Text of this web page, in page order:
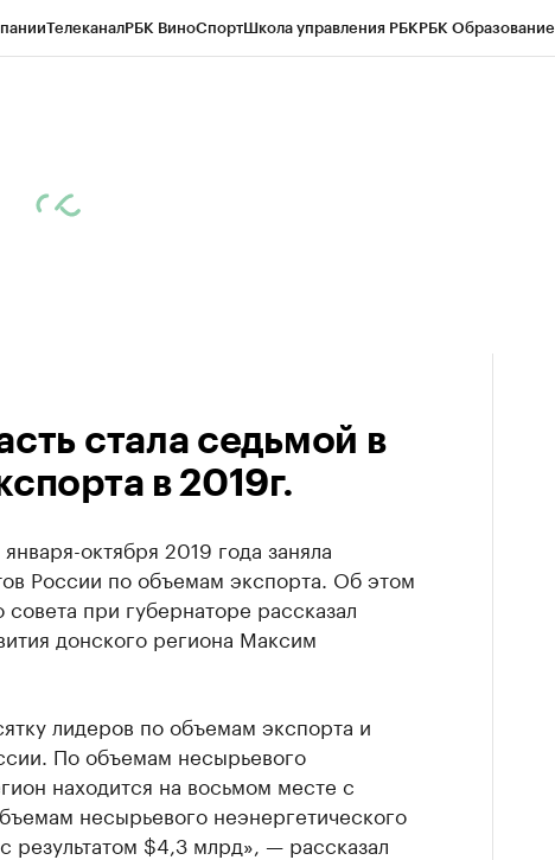
ТелеканалРБК ВиноСпортШкола управления РБКРБК Образование
стала седьмой в
в 2019г.
октября 2019 года заняла
России по объемам экспорта. Об этом
при губернаторе рассказал
донского региона Максим
лидеров по объемам экспорта и
По объемам несырьевого
находится на восьмом месте с
несырьевого неэнергетического
$4,3 млрд», — рассказал